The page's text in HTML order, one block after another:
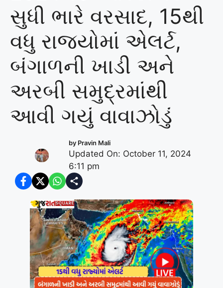
સુધી ભારે વરસાદ, 15થી
વધુ રાજ્યોમાં એલર્ટ,
બંગાળની ખાડી અને
અરબી સમુદ્રમાંથી
આવી ગયું વાવાઝોડું
by Pravin Mali
Updated On: October 11, 2024
6:11 pm